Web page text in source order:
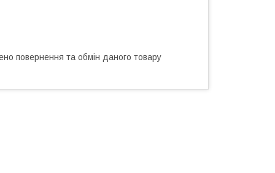
повернення та обмін даного товару